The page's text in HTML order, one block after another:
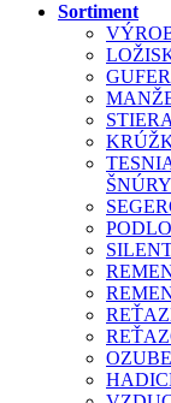
Sortiment
ŠNÚRY